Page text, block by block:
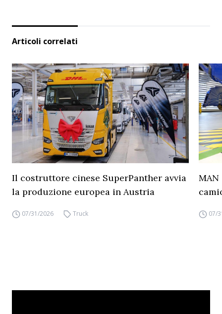
Articoli correlati
Il costruttore cinese SuperPanther avvia
la produzione europea in Austria
07/31/2026 Truck 07/